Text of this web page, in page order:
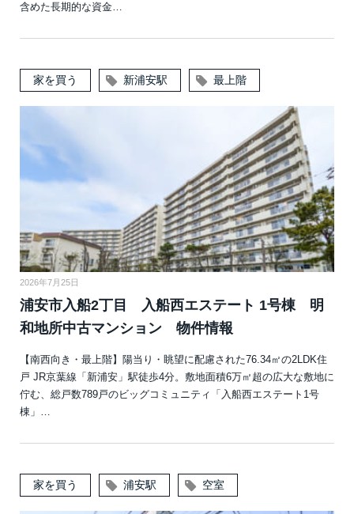
含めた長期的な資金…
家を買う 新浦安駅 最上階
2026年7月25日
浦安市入船2丁目 入船西エステート 1号棟 明
和地所中古マンション 物件情報
【南西向き・最上階】陽当り・眺望に配慮された76.34㎡の2LDK住
戸 JR京葉線「新浦安」駅徒歩4分。敷地面積6万㎡超の広大な敷地に
佇む、総戸数789戸のビッグコミュニティ「入船西エステート1号
棟」…
家を買う 浦安駅 空室